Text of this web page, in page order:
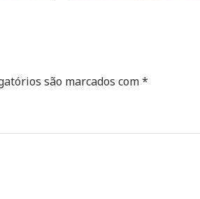
são marcados com*